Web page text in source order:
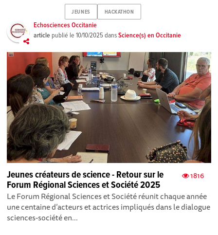
JEUNES HACKATHON
Echosciences Occitanie
article publié le10/10/2025dansScience(s) en Occitanie
1816
Jeunes créateurs de science - Retour sur le
Forum Régional Sciences et Société 2025
Le Forum Régional Sciences et Société réunit chaque année
une centaine d’acteurs et actrices impliqués dans le dialogue
sciences-société en...